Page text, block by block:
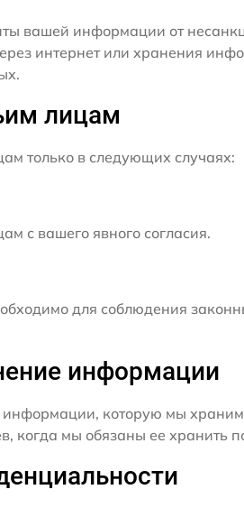
вашей информации от
интернет или хранения
лицам
только в следующих случаях:
с вашего явного согласия.
для соблюдения
информации
которую мы
когда мы обязаны ее хранить